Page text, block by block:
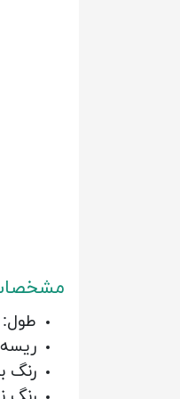
طول: 120 سانتیمتر و حلقه 20 سانتیمتر
رنگ